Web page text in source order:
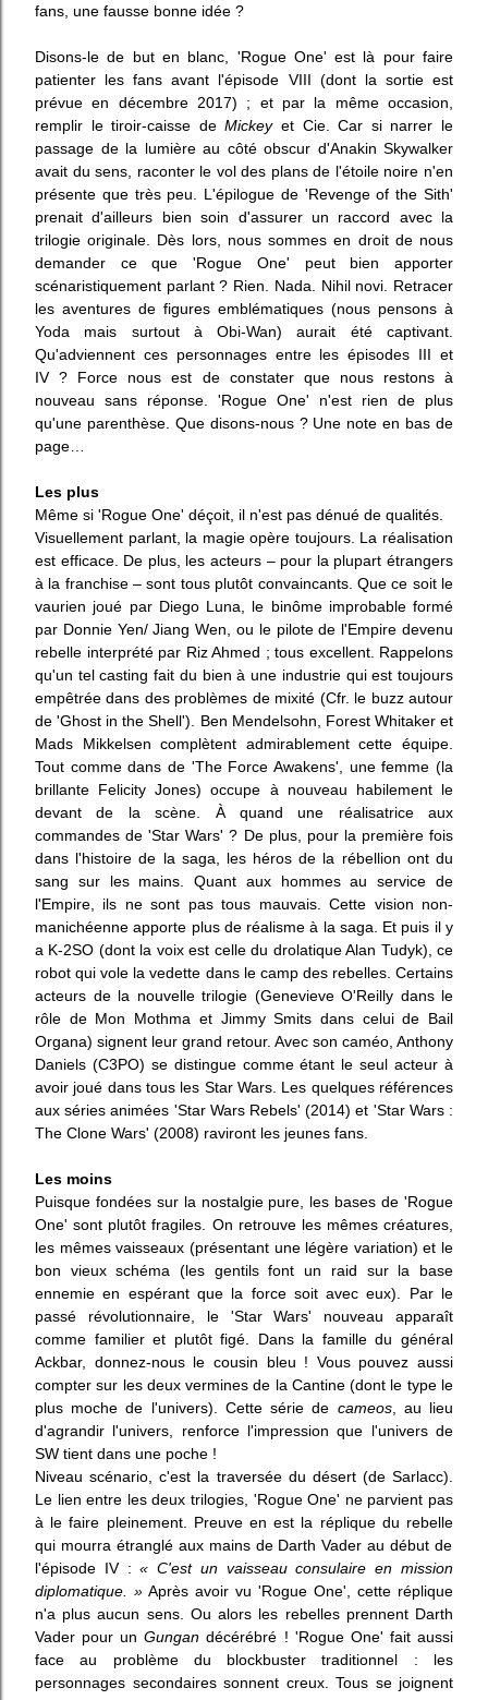
fans, une fausse bonne idée ?
Disons-le de but en blanc, 'Rogue One' est là pour faire
patienter les fans avant l'épisode VIII (dont la sortie est
prévue en décembre 2017) ; et par la même occasion,
remplir le tiroir-caisse deMickeyet Cie. Car si narrer le
passage de la lumière au côté obscur d'Anakin Skywalker
avait du sens, raconter le vol des plans de l'étoile noire n'en
présente que très peu. L'épilogue de 'Revenge of the Sith'
prenait d'ailleurs bien soin d'assurer un raccord avec la
trilogie originale. Dès lors, nous sommes en droit de nous
demander ce que 'Rogue One' peut bien apporter
scénaristiquement parlant ? Rien. Nada. Nihil novi. Retracer
les aventures de figures emblématiques (nous pensons à
Yoda mais surtout à Obi-Wan) aurait été captivant.
Qu'adviennent ces personnages entre les épisodes III et
IV ? Force nous est de constater que nous restons à
nouveau sans réponse. 'Rogue One' n'est rien de plus
qu'une parenthèse. Que disons-nous ? Une note en bas de
page…
Les plus
Même si 'Rogue One' déçoit, il n'est pas dénué de qualités.
Visuellement parlant, la magie opère toujours. La réalisation
est efficace. De plus, les acteurs – pour la plupart étrangers
à la franchise – sont tous plutôt convaincants. Que ce soit le
vaurien joué par Diego Luna, le binôme improbable formé
par Donnie Yen/ Jiang Wen,ou le pilotede l'Empire devenu
rebelle interprété par Riz Ahmed ; tous excellent. Rappelons
qu'un telcasting fait du bien à une industrie qui est toujours
empêtrée dans des problèmes de mixité (Cfr. le buzz autour
de 'Ghost in the Shell'). Ben Mendelsohn, Forest Whitaker et
Mads Mikkelsen complètent admirablementcette équipe.
Tout comme dans de 'The Force Awakens', une femme (la
brillante Felicity Jones) occupe à nouveau habilement le
devant de la scène. À quand une réalisatrice aux
commandes de 'StarWars' ? De plus, pour la première fois
dans l'histoire de la saga les héros de la rébellion ont du
sang sur les mains. Quant aux hommes au service de
l'Empire, ils ne sont pas tous mauvais. Cette vision non-
manichéenne apporte plus de réalisme à la saga. Et puis il y
a K-2SO (dont la voix est celle du drolatiqueAlan Tudyk) , ce
robot qui vole la vedette dans le camp des rebelles. Certains
acteurs de la nouvelle trilogie (Genevieve O'Reilly dans le
rôle de Mon Mothma et Jimmy Smits dans celui de Bail
Organa) signent leur grand retour. Avec son caméo, Anthony
Daniels (C3PO) se distingue comme étant le seul acteur à
avoir joué dans tous les Star Wars. Les quelques références
aux sériesanimées 'Star Wars Rebels' (2014) et 'Star Wars :
The Clone Wars' (2008) raviront les jeunes fans.
Les moins
Puisque fondées sur la nostalgie pure, les bases de 'Rogue
One' sont plutôt fragiles. On retrouve les mêmes créatures,
les mêmes vaisseaux (présentant une légère variation) et le
bon vieux schéma (les gentils font un raid sur la base
ennemie en espérant que la force soit avec eux). Par le
passé révolutionnaire, le 'Star Wars' nouveau apparaît
comme familier et plutôt figé. Dans la famille du général
Ackbar, donnez-nous le cousin bleu ! Vous pouvez aussi
compter sur les deux vermines de la Cantine (dont le type le
plus moche de l'univers). Cette série de cameos, au lieu
d'agrandir l'univers, renforce l'impression que l'univers de
SW tient dans une poche !
Niveau scénario,c'est la traversée du désert (de Sarlacc)
Le lienentre les deux trilogies 'Rogue One' ne parvient pas
à lefaire pleinement. Preuve en est la réplique du rebelle
qui mourra étranglé aux mains de Darth Vader au début de
l'épisode IV:«C'est un vaisseau consulaire en mission
diplomatique. » Après avoir vu 'Rogue One', cette réplique
n'a plus aucun sens. Ou alors les rebelles prennent Darth
Vader pour unGungan décérébré ! 'Rogue One' fait aussi
face au problème du blockbuster traditionnel : les
personnages secondaires sonnent creux. Tous se joignent